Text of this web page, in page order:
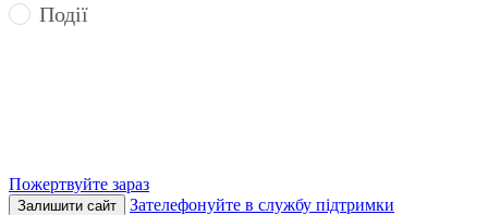
Події
Пожертвуйте зараз
Залишити сайт
Зателефонуйте в службу підтримки